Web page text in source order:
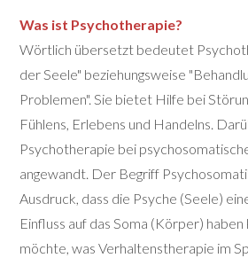
Was ist Psychotherapie?
Wörtlich übersetzt bedeutet
der Seele" beziehungsweise
Problemen". Sie bietet Hilfe bei
Fühlens, Erlebens und Handelns.
Psychotherapie bei
angewandt. Der Begriff
Ausdruck, dass die Psyche (Seele)
Einfluss auf das Soma (Körper)
möchte, was Verhaltenstherapie im